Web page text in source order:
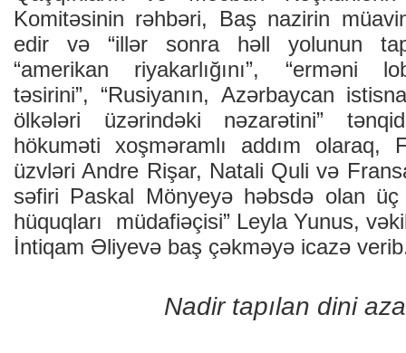
Komitəsinin rəhbəri, Baş nazirin
edir və “illər sonra həll yolunun
“amerikan riyakarlığını”, “erməni
təsirini”, “Rusiyanın, Azərbaycan
ölkələri üzərindəki nəzarətini”
hökuməti xoşməramlı addım olaraq,
üzvləri Andre Rişar, Natali Quli və
səfiri Paskal Mönyeyə həbsdə olan üç
hüquqları müdafiəçisi” Leyla Yunus,
İntiqam Əliyevə baş çəkməyə icazə
Nadir tapılan dini